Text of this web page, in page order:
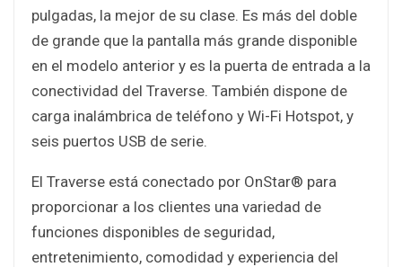
pulgadas, la mejor de su clase. Es más del doble
de grande que la pantalla más grande disponible
en el modelo anterior y es la puerta de entrada a la
conectividad del Traverse. También dispone de
carga inalámbrica de teléfono y Wi-Fi Hotspot, y
seis puertos USB de serie.
El Traverse está conectado por OnStar® para
proporcionar a los clientes una variedad de
funciones disponibles de seguridad,
entretenimiento, comodidad y experiencia del